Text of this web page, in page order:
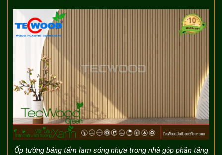
Ốp tường bằng tấm lam sóng nhựa trong nhà góp phần tăng